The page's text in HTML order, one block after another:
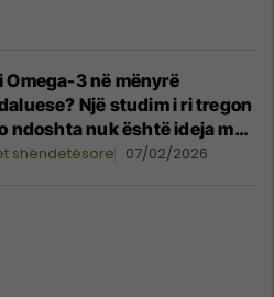
Omega-3 në mënyrë
Një studim i ri tregon
ndoshta nuk është ideja më
shëndetësore 07/02/2026